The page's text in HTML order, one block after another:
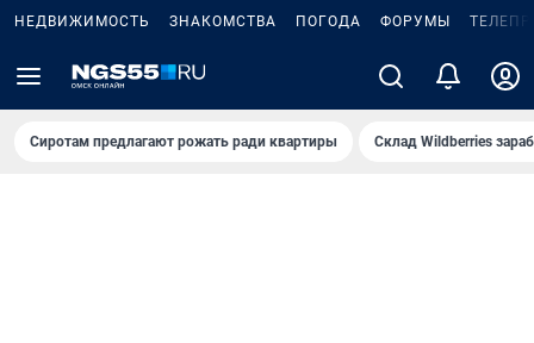
НЕДВИЖИМОСТЬ ЗНАКОМСТВА ПОГОДА ФОРУМЫ
Сиротам предлагают рожать ради квартиры Склад Wildberries